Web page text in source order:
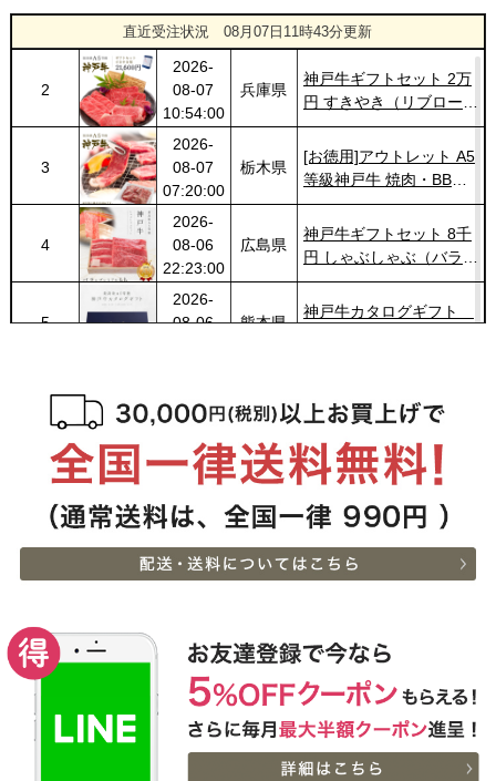
直近受注状況08月07日11時43分更新
1
08-07
10:54:00
兵庫県
円 ステーキ・ハンバーグ
（ランプ100ｇ×2枚・ハ
ンバーグ150ｇ×4個）
2
2026-
08-07
10:54:00
兵庫県
神戸牛ギフトセット 2万
円 すきやき（リブロー
ス・肩ロース・ランプ）
600g
3
2026-
08-07
07:20:00
栃木県
[お徳用]アウトレット A5
等級神戸牛 焼肉・BBQ
セット (500g・1kg・
1.5kg)
4
2026-
08-06
22:23:00
広島県
神戸牛ギフトセット 8千
円 しゃぶしゃぶ（バラ・
プレミアム霜降りもも）
400g
5
2026-
08-06
熊本県
神戸牛カタログギフト
08-06
21:18:00
兵庫県
１万５千円
2026-
08-06
21:05:00
兵庫県
【送料無料】[ギフト]A5
等級神戸牛ハンバーグス
テーキ 150ｇ×5個
2026-
08-06
17:45:00
栃木県
[ギフト] A5等級神戸牛
ランプすきやき 200ｇ~
9
15:51:00
ランプステーキ 200ｇ
~1kg
2026-
08-06
15:51:00
千葉県
[ギフト] A5等級神戸牛
イチボステーキ 150ｇ(1
[ギフト]A5等級 神戸牛